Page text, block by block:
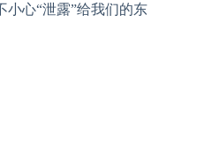
小心“泄露”给我们的东